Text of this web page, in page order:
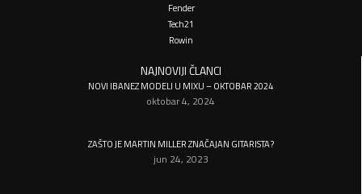
Fender
Tech21
Rowin
NAJNOVIJI ČLANCI
NOVI IBANEZ MODELI U MIXU – OKTOBAR 2024
oktobar 4, 2024
ZAŠTO JE MARTIN MILLER ZNAČAJAN GITARISTA?
jun 24, 2023